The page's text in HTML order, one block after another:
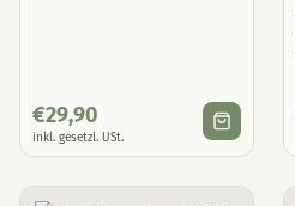
€29,90
inkl. gesetzl. USt.